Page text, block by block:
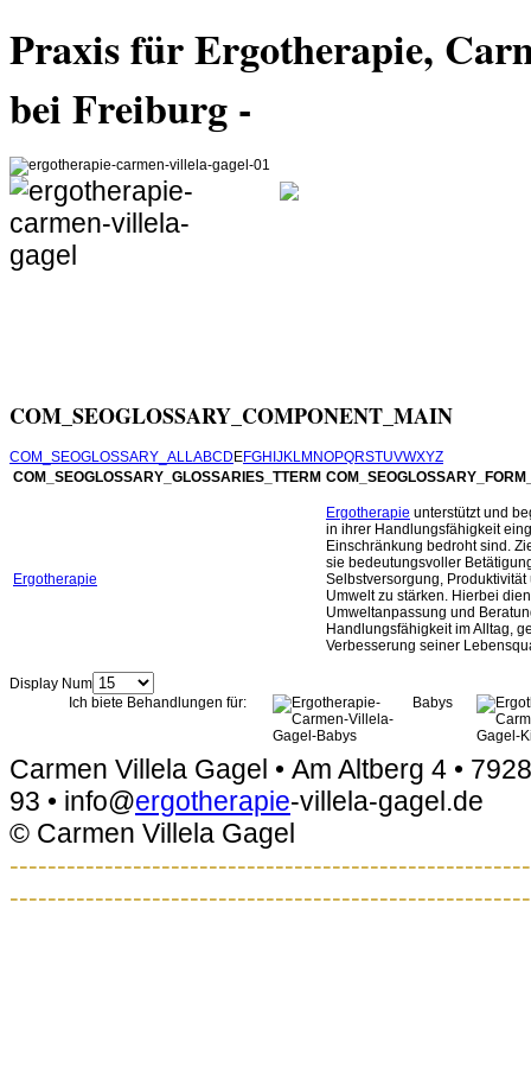
Praxis für Ergotherapie,
bei Freiburg -
COM_SEOGLOSSARY_COMPONENT_MAIN
COM_SEOGLOSSARY_ALLABC D EFGH JKLM NOPQRSTUVWXYZ
COM_SEOGLOSSARY_GLOSSARIES_TTERM
Ergotherapie
Ergotherapie unterstützt und
in ihrer Handlungsfähigkeit
Einschränkung bedroht sind.
sie bedeutungsvoller
Selbstversorgung,
Umwelt zu stärken. Hierbei
Umweltanpassung und
Handlungsfähigkeit im Alltag,
Verbesserung seiner
Display Num
Ich biete Behandlungen für:
Babys
Carmen Villela Gagel • Am Altberg 4 •
93 • info@ergotherapie-villela-gagel.de
© Carmen Villela Gagel